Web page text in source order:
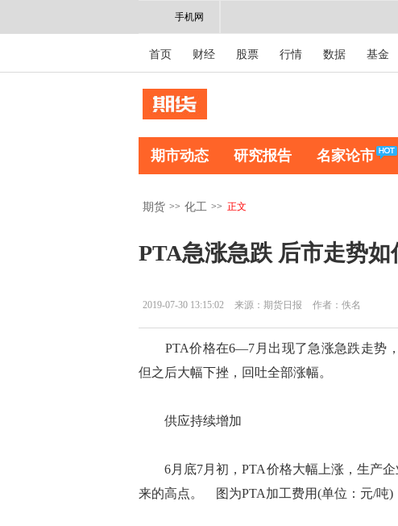
手机网
首页 财经 股票 行情 数据 基金
期市动态 研究报告 名家论市
期货 >> 化工 >> 正文
PTA急涨急跌 后市走势如
2019-07-30 13:15:02 来源：期货日报 作者：佚名
PTA价格在6—7月出现了急涨急跌走势，
但之后大幅下挫，回吐全部涨幅。
供应持续增加
6月底7月初，PTA价格大幅上涨，生产企
来的高点。 图为PTA加工费用(单位：元/吨)